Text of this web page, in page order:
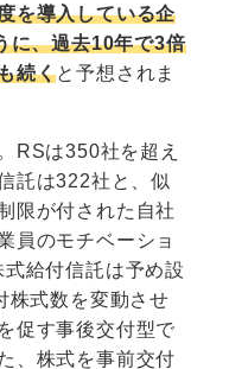
を導入している企
に、過去10年で3倍
続くと予想されま
RSは350社を超え
託は322社と、似
限が付された自社
員のモチベーショ
給付信託は予め設
株式数を変動させ
促す事後交付型で
、株式を事前交付